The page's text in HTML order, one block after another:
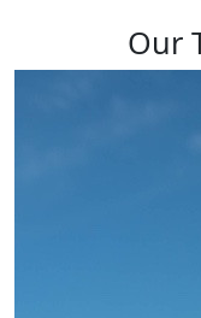
Our